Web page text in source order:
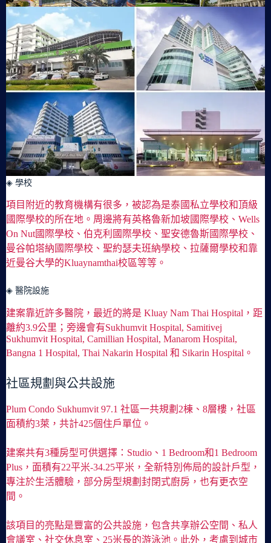
◈ 學校
項目附近的教育機構有很多，被認為是泰國私立學校和頂級
國際學校的所在地。周邊將有英格魯新加坡國際學校、Wells
On Nut國際學校、伯克利國際學校、聖安德魯斯國際學校、
曼谷帕塔納國際學校、聖約瑟夫班納學校、拉薩爾學校和靠
近曼谷大學的Kluaynamthai校區等等。
◈ 醫院設施
建案靠近許多醫院，最近的將是 Kluay Nam Thai Hospital，距
離約3.9公里；旁邊會有Sukhumvit Hospital, Samitivej
Sukhumvit Hospital, Camillian Hospital, Manarom Hospital,
Bangna 1 Hospital, Thai Nakarin Hospital 和 Sikarin Hospital。
社區規劃與公共設施
Plum Condo Sukhumvit 97.1 社區一共規劃2棟、8層樓，社區
面積約3萊，共計425個住戶單位。
建案共有3種房型可供選擇：Studio、1 Bedroom和1 Bedroom
Plus，面積有22平米-34.25平米，全新特別佈局的設計戶型，
專注於生活體驗，部分房型規劃封閉式廚房，也有更衣空
間。
該項目的亮點是豐富的公共設施，包含共享辦公空間、私人
會議室、社交休息室、25米長的游泳池。此外，考慮到城市